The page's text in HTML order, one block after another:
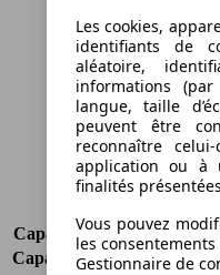
Hauteur
Largeur
Empattement
Poids maximum
Charge maximale
Portes
Sièges
Capacité de remorquage
Capacité de remorquage
Les cookies,
identifiants de
aléatoire,
informations
langue, taille
peuvent être
reconnaître
application ou à
finalités
Vous pouvez
les
Gestionnaire de